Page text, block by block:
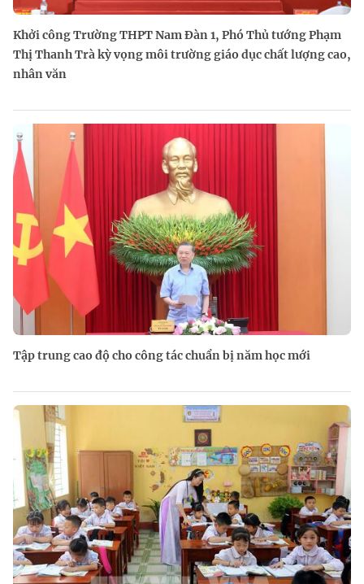
Khởi công Trường THPT Nam Đàn 1, Phó Thủ tướng Phạm
Thị Thanh Trà kỳ vọng môi trường giáo dục chất lượng cao,
nhân văn
Tập trung cao độ cho công tác chuẩn bị năm học mới